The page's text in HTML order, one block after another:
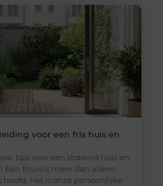
voor een fris huis en
tips voor een stralend huis en
Een thuis is meer dan alleen
hoofd; het is onze persoonlijke